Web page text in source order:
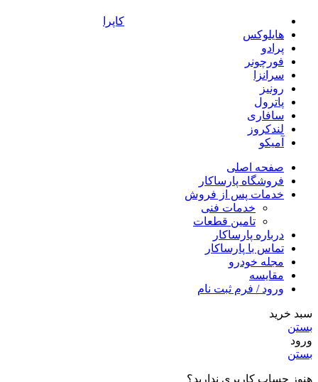
کاپرا
هایلوکس
پرادو
فورچونر
سرانزا
رونیز
پاترول
سافاری
لندکروز
آمیکو
صفحه اصلی
فروشگاه پارساکار
خدمات پس از فروش
خدمات فنی
تامین قطعات
درباره پارساکار
تماس با پارساکار
مجله خودرو
مقایسه
ورود / فرم ثبت نام
سبد خرید
بستن
ورود
بستن
هنوز حساب کاربری ندارید؟